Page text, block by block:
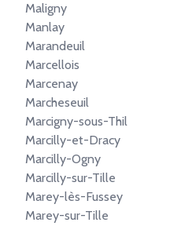
Maligny
Manlay
Marandeuil
Marcellois
Marcenay
Marcheseuil
Marcigny-sous-Thil
Marcilly-et-Dracy
Marcilly-Ogny
Marcilly-sur-Tille
Marey-lès-Fussey
Marey-sur-Tille